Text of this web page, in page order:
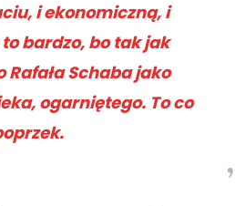
i ekonomiczną, i
bardzo, bo tak jak
Schaba jako
ogarniętego. To co